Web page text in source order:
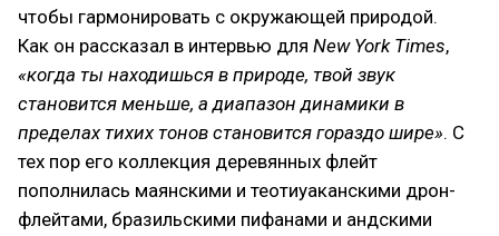
чтобы гармонировать с окружающей природой.
Как он рассказал в интервью для New York Times,
«когда ты находишься в природе, твой звук
становится меньше, а диапазон динамики в
пределах тихих тонов становится гораздо шире». С
тех пор его коллекция деревянных флейт
пополнилась маянскими и теотиуаканскими дрон-
флейтами, бразильскими пифанами и андскими